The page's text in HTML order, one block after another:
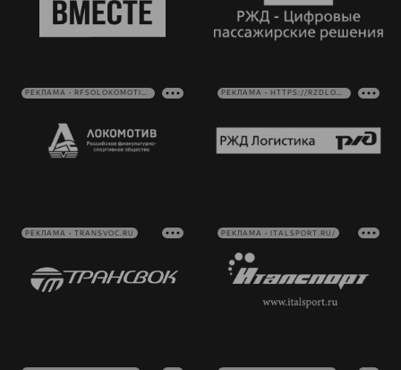
РЕКЛАМА • RFSOLOKOMOTIV.RU РЕКЛАМА • HTTPS://RZDLOG.RU/
РЕКЛАМА • TRANSVOC.RU РЕКЛАМА • ITALSPORT.RU/